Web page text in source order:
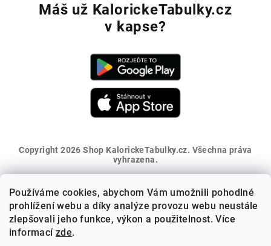
Používáme cookies, abychom Vám umožnili pohodlné
prohlížení webu a díky analýze provozu webu neustále
zlepšovali jeho funkce, výkon a použitelnost. Více
informacízde.
Máš už KalorickeTabulky.cz
v kapse?
Copyright 2026Shop KalorickeTabulky.cz. Všechna práva
vyhrazena.
Získej 5% slevu na první nákup
Přihlaš se k odběru novinek a sleva ti přijde na e-mail.